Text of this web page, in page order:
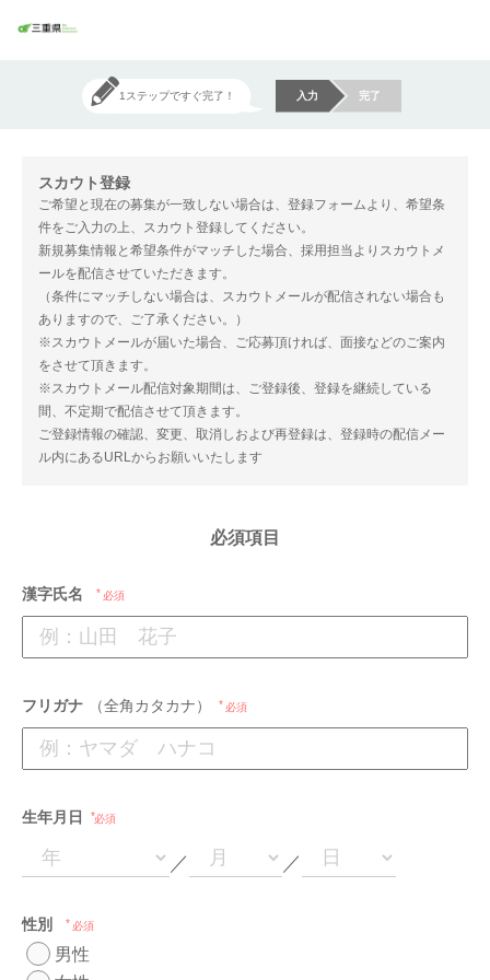
1ステップですぐ完了！ 入力 完了
スカウト登録
ご希望と現在の募集が一致しない場合は、登録フォームより、希望条
件をご入力の上、スカウト登録してください。
新規募集情報と希望条件がマッチした場合、採用担当よりスカウトメ
ールを配信させていただきます。
（条件にマッチしない場合は、スカウトメールが配信されない場合も
ありますので、ご了承ください。）
※スカウトメールが届いた場合、ご応募頂ければ、面接などのご案内
をさせて頂きます。
※スカウトメール配信対象期間は、ご登録後、登録を継続している
間、不定期で配信させて頂きます。
ご登録情報の確認、変更、取消しおよび再登録は、登録時の配信メー
ル内にあるURLからお願いいたします
必須項目
漢字氏名 必須
フリガナ （全角カタカナ） 必須
生年月日 必須
／ ／
性別 必須
男性